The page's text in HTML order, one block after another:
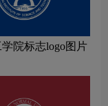
院标志logo图片